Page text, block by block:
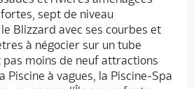
sept de niveau
Blizzard avec ses courbes et
à négocier sur un tube
moins de neuf attractions
Piscine à vagues, la Piscine-Spa